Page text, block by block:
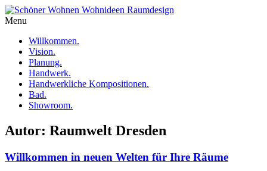
Menu
Willkommen.
Vision.
Planung.
Handwerk.
Handwerkliche Kompositionen.
Bad.
Showroom.
Autor: Raumwelt Dresden
Willkommen in neuen Welten für Ihre Räume